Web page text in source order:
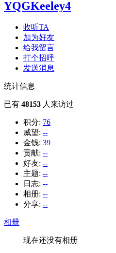
YQGKeeley4
收听TA
加为好友
给我留言
打个招呼
发送消息
统计信息
已有 48153 人来访过
积分: 76
威望: --
金钱: 39
贡献: --
好友: --
主题: --
日志: --
相册: --
分享: --
相册
现在还没有相册